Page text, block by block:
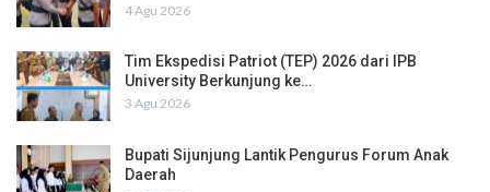
4 Agu 2026
Tim Ekspedisi Patriot (TEP) 2026 dari IPB
University Berkunjung ke…
3 Agu 2026
Bupati Sijunjung Lantik Pengurus Forum Anak
Daerah